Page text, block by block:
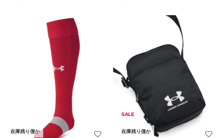
在庫残り僅か
SALE
在庫残り僅か